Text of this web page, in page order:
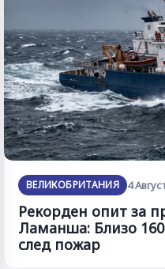
ВЕЛИКОБРИТАНИЯ 4
Рекорден опит за
Ламанша: Близо
след пожар